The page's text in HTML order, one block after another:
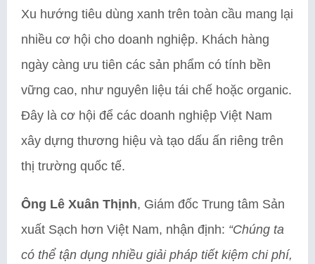
Xu hướng tiêu dùng xanh trên toàn cầu mang lại
nhiều cơ hội cho doanh nghiệp. Khách hàng
ngày càng ưu tiên các sản phẩm có tính bền
vững cao, như nguyên liệu tái chế hoặc organic.
Đây là cơ hội để các doanh nghiệp Việt Nam
xây dựng thương hiệu và tạo dấu ấn riêng trên
thị trường quốc tế.
Ông Lê Xuân Thịnh, Giám đốc Trung tâm Sản
xuất Sạch hơn Việt Nam, nhận định: “Chúng ta
có thể tận dụng nhiều giải pháp tiết kiệm chi phí,